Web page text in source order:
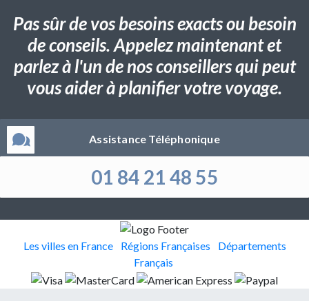
Pas sûr de vos besoins exacts ou besoin
de conseils. Appelez maintenant et
parlez à l'un de nos conseillers qui peut
vous aider à planifier votre voyage.
Assistance Téléphonique
01 84 21 48 55
Les villes en France Régions Françaises
Départements
Français